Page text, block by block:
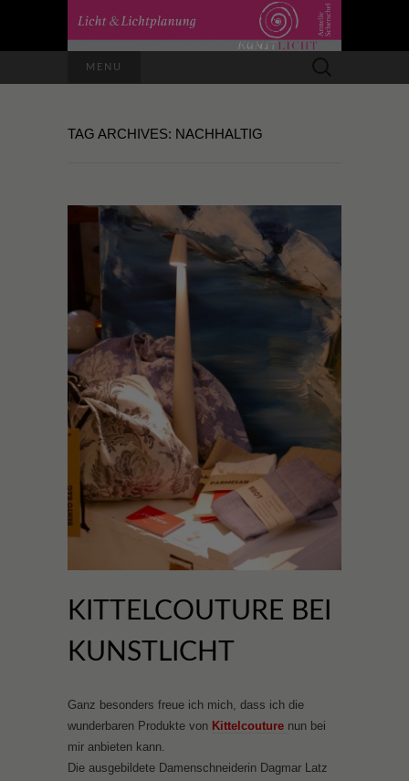
MENU
nach:
TAG ARCHIVES: NACHHALTIG
KITTELCOUTURE BEI
KUNSTLICHT
Ganz besonders freue ich mich, dass ich die
wunderbaren Produkte von Kittelcouture nun bei
mir anbieten kann.
Die ausgebildete Damenschneiderin Dagmar Latz